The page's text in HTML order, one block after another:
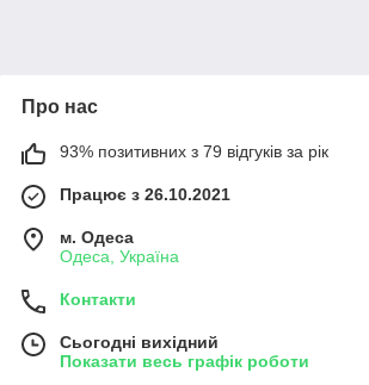
Про нас
93% позитивних з 79 відгуків за рік
Працює з 26.10.2021
м. Одеса
Одеса, Україна
Контакти
Сьогодні вихідний
Показати весь графік роботи